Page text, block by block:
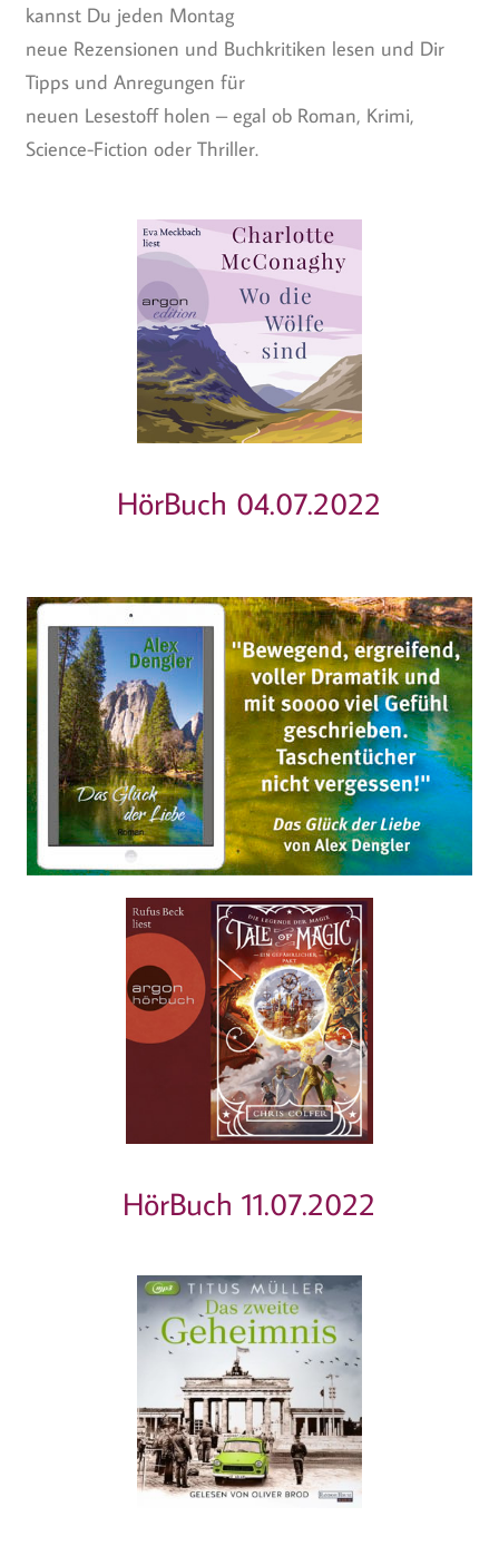
kannst Du jeden Montag
neue Rezensionen und Buchkritiken lesen und Dir
Tipps und Anregungen für
neuen Lesestoff holen – egal ob Roman, Krimi,
Science-Fiction oder Thriller.
HörBuch 04.07.2022
HörBuch 11.07.2022